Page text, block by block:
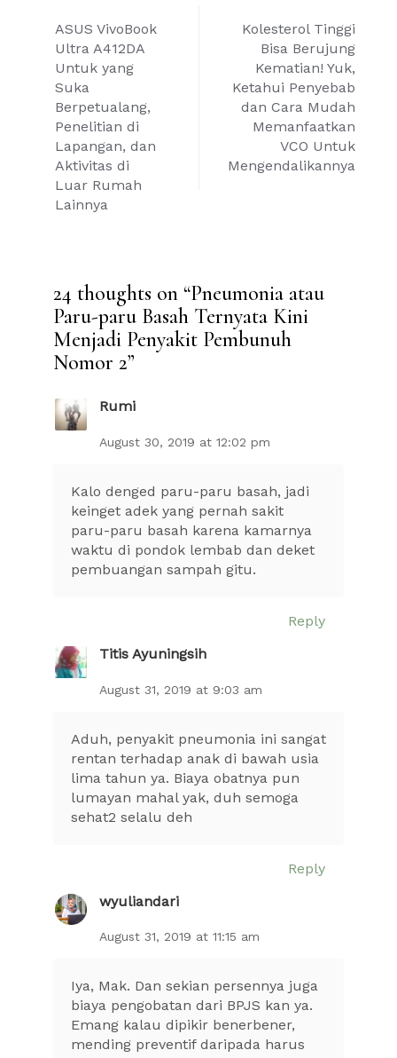
Post
navigation
ASUS VivoBook
Ultra A412DA
Untuk yang
Suka
Berpetualang,
Penelitian di
Lapangan, dan
Aktivitas di
Luar Rumah
Lainnya
Kolesterol Tinggi
Bisa Berujung
Kematian! Yuk,
Ketahui Penyebab
dan Cara Mudah
Memanfaatkan
VCO Untuk
Mengendalikannya
24 thoughts on “Pneumonia atau
Paru-paru Basah Ternyata Kini
Menjadi Penyakit Pembunuh
Nomor 2”
Rumi
August 30, 2019 at 12:02 pm
Kalo denged paru-paru basah, jadi
keinget adek yang pernah sakit
paru-paru basah karena kamarnya
waktu di pondok lembab dan deket
pembuangan sampah gitu.
Reply
Titis Ayuningsih
August 31, 2019 at 9:03 am
Aduh, penyakit pneumonia ini sangat
rentan terhadap anak di bawah usia
lima tahun ya. Biaya obatnya pun
lumayan mahal yak, duh semoga
sehat2 selalu deh
Reply
wyuliandari
August 31, 2019 at 11:15 am
Iya, Mak. Dan sekian persennya juga
biaya pengobatan dari BPJS kan ya.
Emang kalau dipikir benerbener,
mending preventif daripada harus